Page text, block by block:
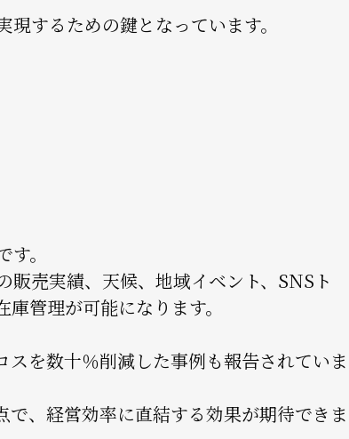
するための鍵となっています。
。
売実績、天候、地域イベント、SNSト
管理が可能になります。
を数十％削減した事例も報告されていま
、経営効率に直結する効果が期待できま